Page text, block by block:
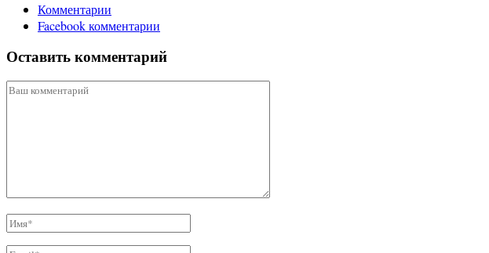
Комментарии
Facebook комментарии
Оставить комментарий